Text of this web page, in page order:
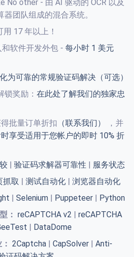
No other - 由 AI 驱动的 OCR 以及
团队组成的混合系统。
17 年以上！
软件开发外包 - 每小时 1 美元
为可靠的常规验证码解决（可选）
锁奖励： 在此处了解我们的独家忠
批量订单折扣 （联系我们）
，并
享受适用于您帐户的即时 10% 折
| 验证码求解器可靠性 | 服务状态
抓取 | 测试自动化 | 浏览器自动化
| Selenium | Puppeteer | Python
： reCAPTCHA v2 | reCAPTCHA
| DataDome
2Captcha | CapSolver | Anti-